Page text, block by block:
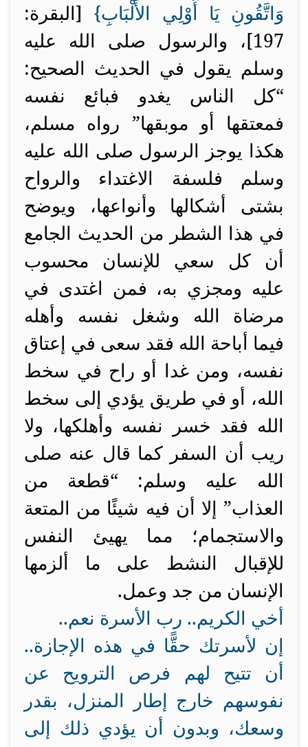
وَاتَّقُونِ يَا أُوْلِي الأَلْبَابِ} [البقرة:
197]، والرسول صلى الله عليه
وسلم يقول في الحديث الصحيح:
“كل الناس يغدو فبائع نفسه
فمعتقها أو موبقها” رواه مسلم،
هكذا يوجز الرسول صلى الله عليه
وسلم فلسفة الاغتداء والرواح
بشتى أشكالها وأنواعها، ويوضح
في هذا الشطر من الحديث الجامع
أن كل سعي للإنسان محسوب
عليه ومجزي به، فمن اغتدى في
مرضاة الله وشغل نفسه وأهله
فيما أباحة الله فقد سعى في إعتاق
نفسه، ومن غدا أو راح في سخط
الله، أو في طريق يؤدي إلى سخط
الله فقد خسر نفسه وأهلكها، ولا
ريب أن السفر كما قال عنه صلى
الله عليه وسلم: “قطعة من
العذاب” إلا أن فيه شيئًا من المتعة
والاستجمام؛ مما يهيئ النفس
للإقبال النشط على ما ألزمها
الإنسان من جد وعمل.
أخي الكريم.. رب الأسرة نعم..
إن لأسرتك حقًّا في هذه الإجازة..
أن تتيح لهم فرص الترويح عن
نفوسهم خارج إطار المنزل، بقدر
وسعك، وبدون أن يؤدي ذلك إلى